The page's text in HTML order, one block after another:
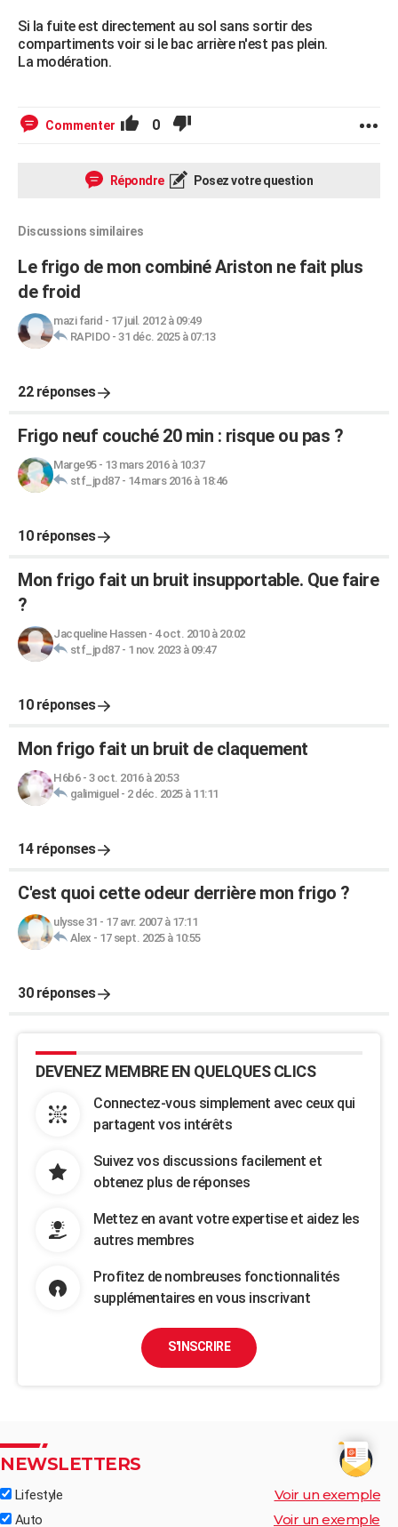
Si la fuite est directement au sol sans sortir des
compartiments voir si le bac arrière n'est pas plein.
La modération.
Commenter 0
Répondre Posez votre question
Discussions similaires
Le frigo de mon combiné Ariston ne fait plus
de froid
mazi farid - 17 juil. 2012 à 09:49
RAPIDO- 31 déc. 2025 à 07:13
22 réponses
Frigo neuf couché 20 min : risque ou pas ?
Marge95- 13 mars 2016 à 10:37
stf_jpd87- 14 mars 2016 à 18:46
10 réponses
Mon frigo fait un bruit insupportable. Que faire
?
Jacqueline Hassen- 4 oct. 2010 à 20:02
stf_jpd87- 1 nov. 2023 à 09:47
10 réponses
Mon frigo fait un bruit de claquement
H6b6- 3 oct. 2016 à 20:53
galimiguel - 2 déc. 2025 à 11:11
14 réponses
C'est quoi cette odeur derrière mon frigo ?
ulysse 31 - 17 avr. 2007 à 17:11
Alex - 17 sept. 2025 à 10:55
30 réponses
DEVENEZ MEMBRE EN QUELQUES CLICS
Connectez-vous simplement avec ceux qui
partagent vos intérêts
Suivez vos discussions facilement et
obtenez plus de réponses
Mettez en avant votre expertise et aidez les
autres membres
Profitez de nombreuses fonctionnalités
supplémentaires en vous inscrivant
S'INSCRIRE
NEWSLETTERS
Lifestyle Voir un exemple
Auto Voir un exemple